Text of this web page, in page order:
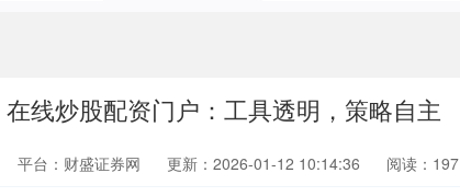
线炒股配资门户：工具透明，策略自主
平台：财盛证券网 更新：2026-01-12 10:14:36 阅读：197